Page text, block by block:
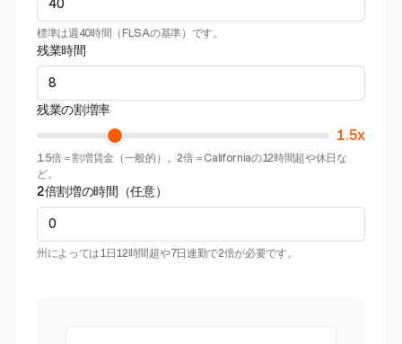
標準は週40時間（FLSAの基準）です。
残業時間
残業の割増率
1.5x
1.5倍＝割増賃金（一般的）。2倍＝Californiaの12時間超や休日な
ど。
2倍割増の時間（任意）
州によっては1日12時間超や7日連勤で2倍が必要です。